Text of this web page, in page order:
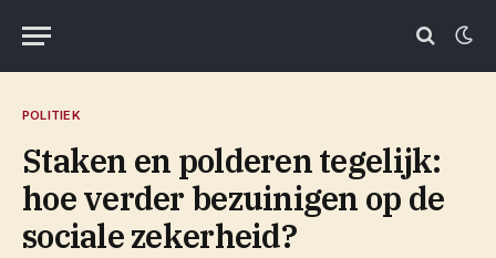
POLITIEK
Staken en polderen tegelijk:
hoe verder bezuinigen op de
sociale zekerheid?